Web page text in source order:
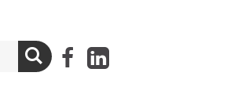
? Rechercher Lien facebook